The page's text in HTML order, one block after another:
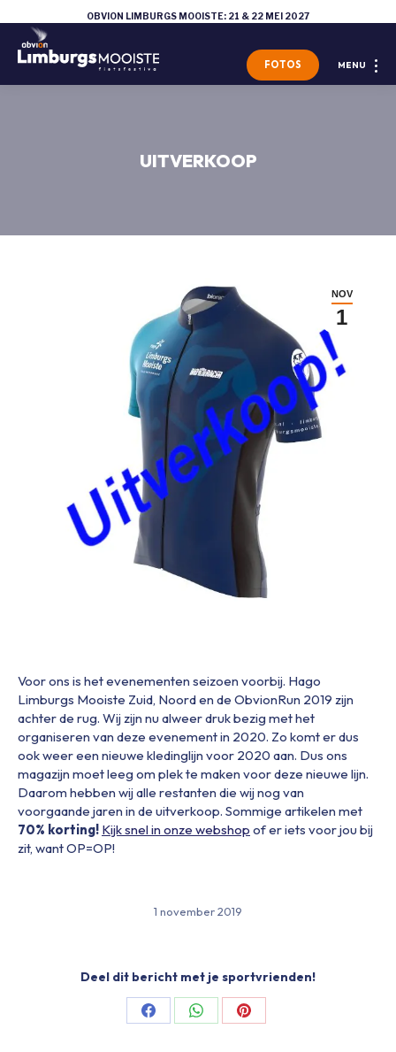
OBVION LIMBURGS MOOISTE: 21 & 22 MEI 2027
MENU
FOTOS
UITVERKOOP
NOV
1
Voor ons is het evenementen seizoen voorbij. Hago
Limburgs Mooiste Zuid, Noord en de ObvionRun 2019 zijn
achter de rug. Wij zijn nu alweer druk bezig met het
organiseren van deze evenement in 2020. Zo komt er dus
ook weer een nieuwe kledinglijn voor 2020 aan. Dus ons
magazijn moet leeg om plek te maken voor deze nieuwe lijn.
Daarom hebben wij alle restanten die wij nog van
voorgaande jaren in de uitverkoop. Sommige artikelen met
70% korting! Kijk snel in onze webshop of er iets voor jou bij
zit, want OP=OP!
1 november 2019
Deel dit bericht met je sportvrienden!
Share
Share
Share